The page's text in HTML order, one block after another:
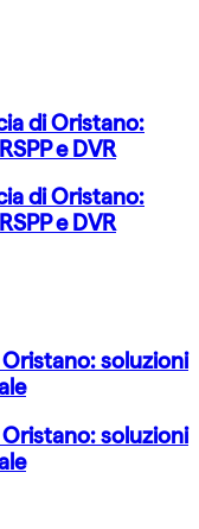
di Oristano:
e DVR
di Oristano:
e DVR
soluzioni
soluzioni